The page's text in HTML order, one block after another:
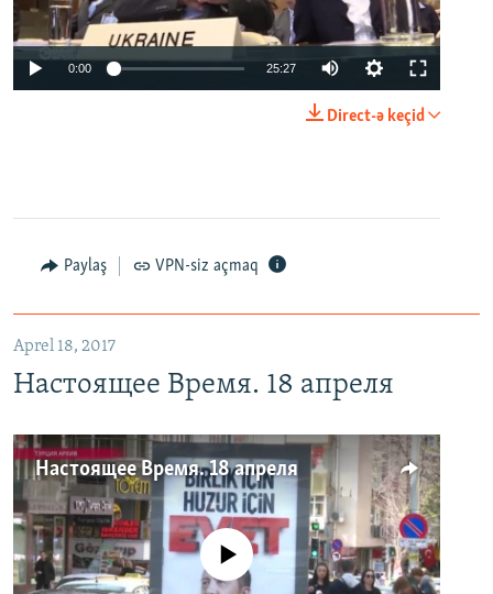
0:00 25:27
Direct-ə keçid
Paylaş VPN-siz açmaq
Aprel 18, 2017
Настоящее Время. 18 апреля
Настоящее Время. 18 апреля
No media source currently available